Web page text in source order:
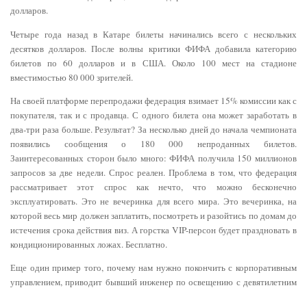
долларов.
Четыре года назад в Катаре билеты начинались всего с нескольких
десятков долларов. После волны критики ФИФА добавила категорию
билетов по 60 долларов и в США. Около 100 мест на стадионе
вместимостью 80 000 зрителей.
На своей платформе перепродажи федерация взимает 15% комиссии как с
покупателя, так и с продавца. С одного билета она может заработать в
два-три раза больше. Результат? За несколько дней до начала чемпионата
появились сообщения о 180 000 непроданных билетов.
Заинтересованных сторон было много: ФИФА получила 150 миллионов
запросов за две недели. Спрос реален. Проблема в том, что федерация
рассматривает этот спрос как нечто, что можно бесконечно
эксплуатировать. Это не вечеринка для всего мира. Это вечеринка, на
которой весь мир должен заплатить, посмотреть и разойтись по домам до
истечения срока действия виз. А горстка VIP-персон будет праздновать в
кондиционированных ложах. Бесплатно.
Еще один пример того, почему нам нужно покончить с корпоративным
управлением, приводит бывший инженер по освещению с девятилетним